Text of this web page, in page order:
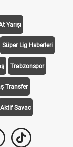
Yarışı
Süper Lig Haberleri
Trabzonspor
Transfer
Aktif Sayaç